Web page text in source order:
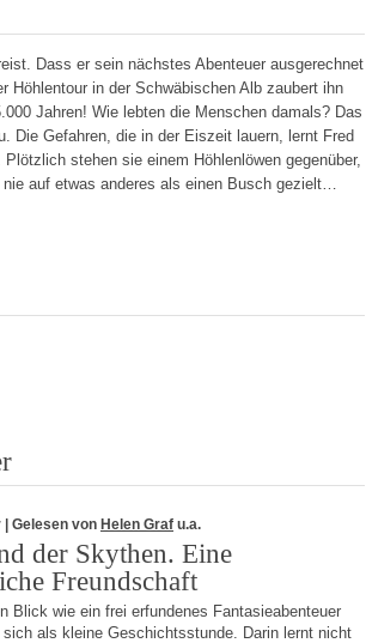
Dass er sein nächstes Abenteuer ausgerechnet
Höhlentour in der Schwäbischen Alb zaubert ihn
Jahren! Wie lebten die Menschen damals? Das
Die Gefahren, die in der Eiszeit lauern, lernt Fred
stehen sie einem Höhlenlöwen gegenüber,
auf etwas anderes als einen Busch gezielt…
| Gelesen von Helen Graf u.a.
der Skythen. Eine
Freundschaft
Blick wie ein frei erfundenes Fantasieabenteuer
als kleine Geschichtsstunde. Darin lernt nicht